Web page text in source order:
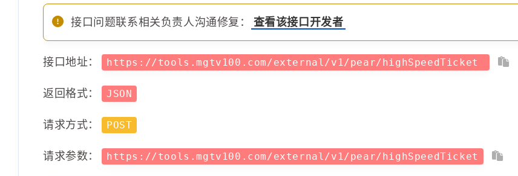
接口问题联系相关负责人沟通修复： 查看该接口开发者
接口地址： https://tools.mgtv100.com/external/v1/pear/highSpeedTicket
返回格式： JSON
请求方式： POST
请求参数： https://tools.mgtv100.com/external/v1/pear/highSpeedTicket